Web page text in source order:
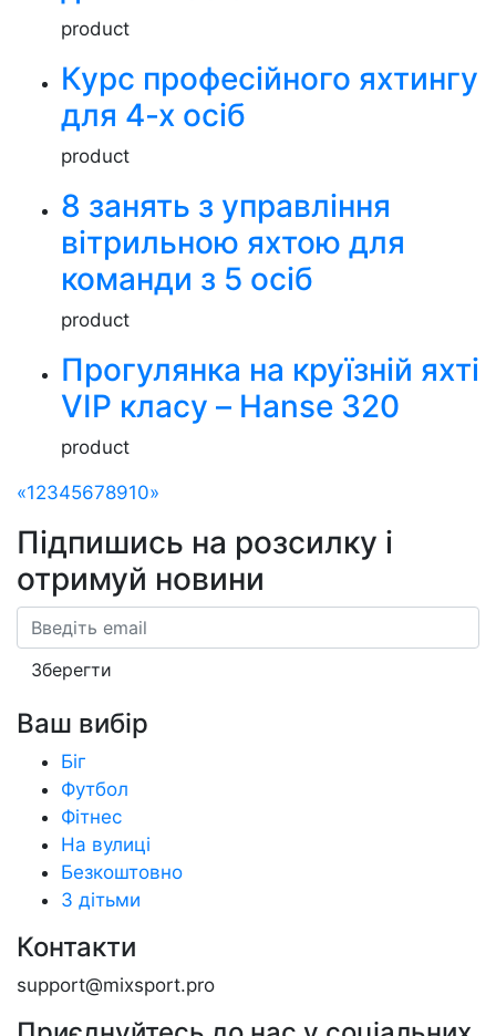
product
Курс професійного яхтингу
для 4-х осіб
product
8 занять з управління
вітрильною яхтою для
команди з 5 осіб
product
Прогулянка на круїзній яхті
VIP класу – Hanse 320
product
«12345678910»
Підпишись на розсилку і
отримуй новини
Email
Зберегти
Ваш вибір
Біг
Футбол
Фітнес
На вулиці
Безкоштовно
З дітьми
Контакти
support@mixsport.pro